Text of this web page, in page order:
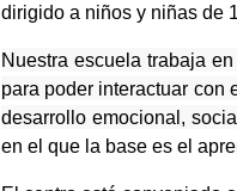
dirigido a niños y niñas de
Nuestra escuela trabaja
para poder interactuar con
desarrollo emocional,
en el que la base es el